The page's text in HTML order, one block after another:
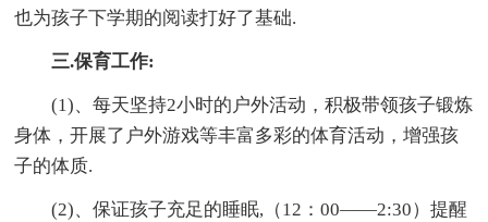
也为孩子下学期的阅读打好了基础.
三.保育工作:
(1)、每天坚持2小时的户外活动，积极带领孩子锻炼
身体，开展了户外游戏等丰富多彩的体育活动，增强孩
子的体质.
(2)、保证孩子充足的睡眠,（12：00——2:30）提醒